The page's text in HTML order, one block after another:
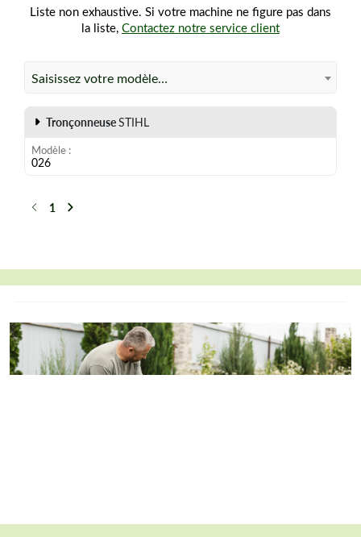
Liste non exhaustive. Si votre machine ne figure pas dans
la liste, Contactez notre service client
Saisissez votre modèle…
TronçonneuseSTIHL
Modèle
026
Précédent
1 Suivant